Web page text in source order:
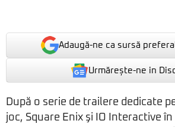
Adaugă-ne ca sursă
Urmărește-ne in
După o serie de trailere dedicate
joc, Square Enix şi IO Interactive